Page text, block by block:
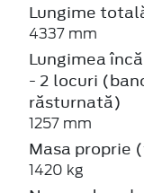
Lungime
4337 mm
Lungimea
- 2 locuri
răsturnată)
1257 mm
Masa proprie
1420 kg